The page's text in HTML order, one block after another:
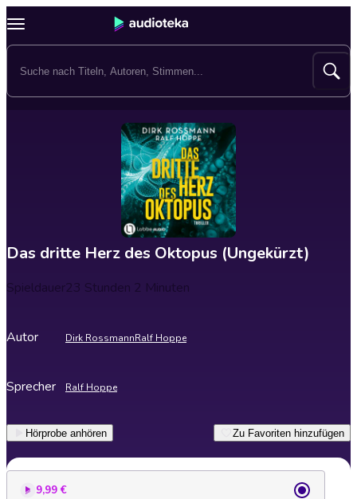
Das dritte Herz des Oktopus (Ungekürzt)
Spieldauer23 Stunden 2 Minuten
Autor Dirk RossmannRalf Hoppe
Sprecher Ralf Hoppe
Hörprobe anhören Zu Favoriten hinzufügen
9,99 €